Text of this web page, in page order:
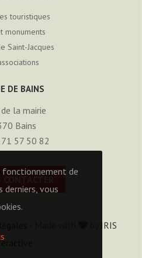
touristiques
monuments
Saint-Jacques
DE BAINS
la mairie
Bains
57 50 82
IRIS
fonctionnement de
derniers, vous